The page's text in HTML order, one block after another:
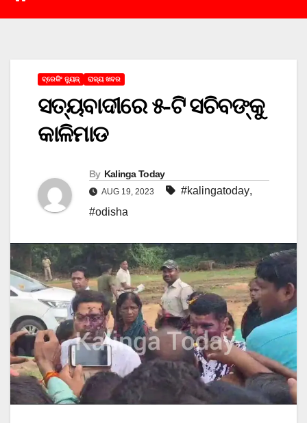
ବ୍ରେକିଂ ନ୍ୟୁଜ୍ ରାଜ୍ୟ ଖବର
ସତ୍ୟବାଦୀରେ ୫-ଟି ସଚିବଙ୍କୁ
କାଳିମାଡ
By Kalinga Today
AUG 19, 2023 #kalingatoday,
#odisha